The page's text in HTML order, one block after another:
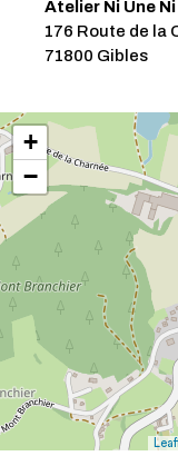
Atelier Ni Une Ni
176 Route de la
71800 Gibles
+
−